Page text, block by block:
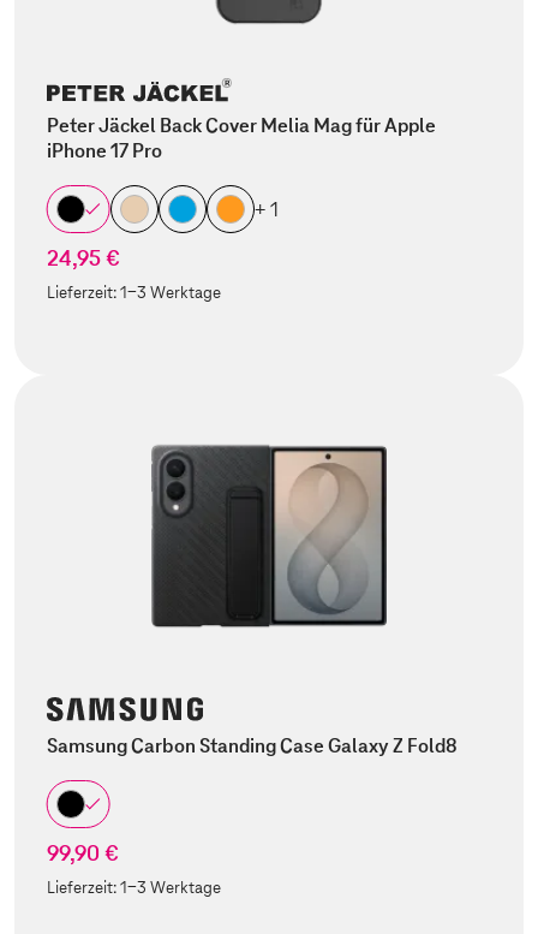
Peter Jäckel Back Cover Melia Mag für Apple
iPhone 17 Pro
+ 1
24,95 €
Lieferzeit:1-3 Werktage
Samsung Carbon Standing Case Galaxy Z Fold8
99,90 €
Lieferzeit:1-3 Werktage